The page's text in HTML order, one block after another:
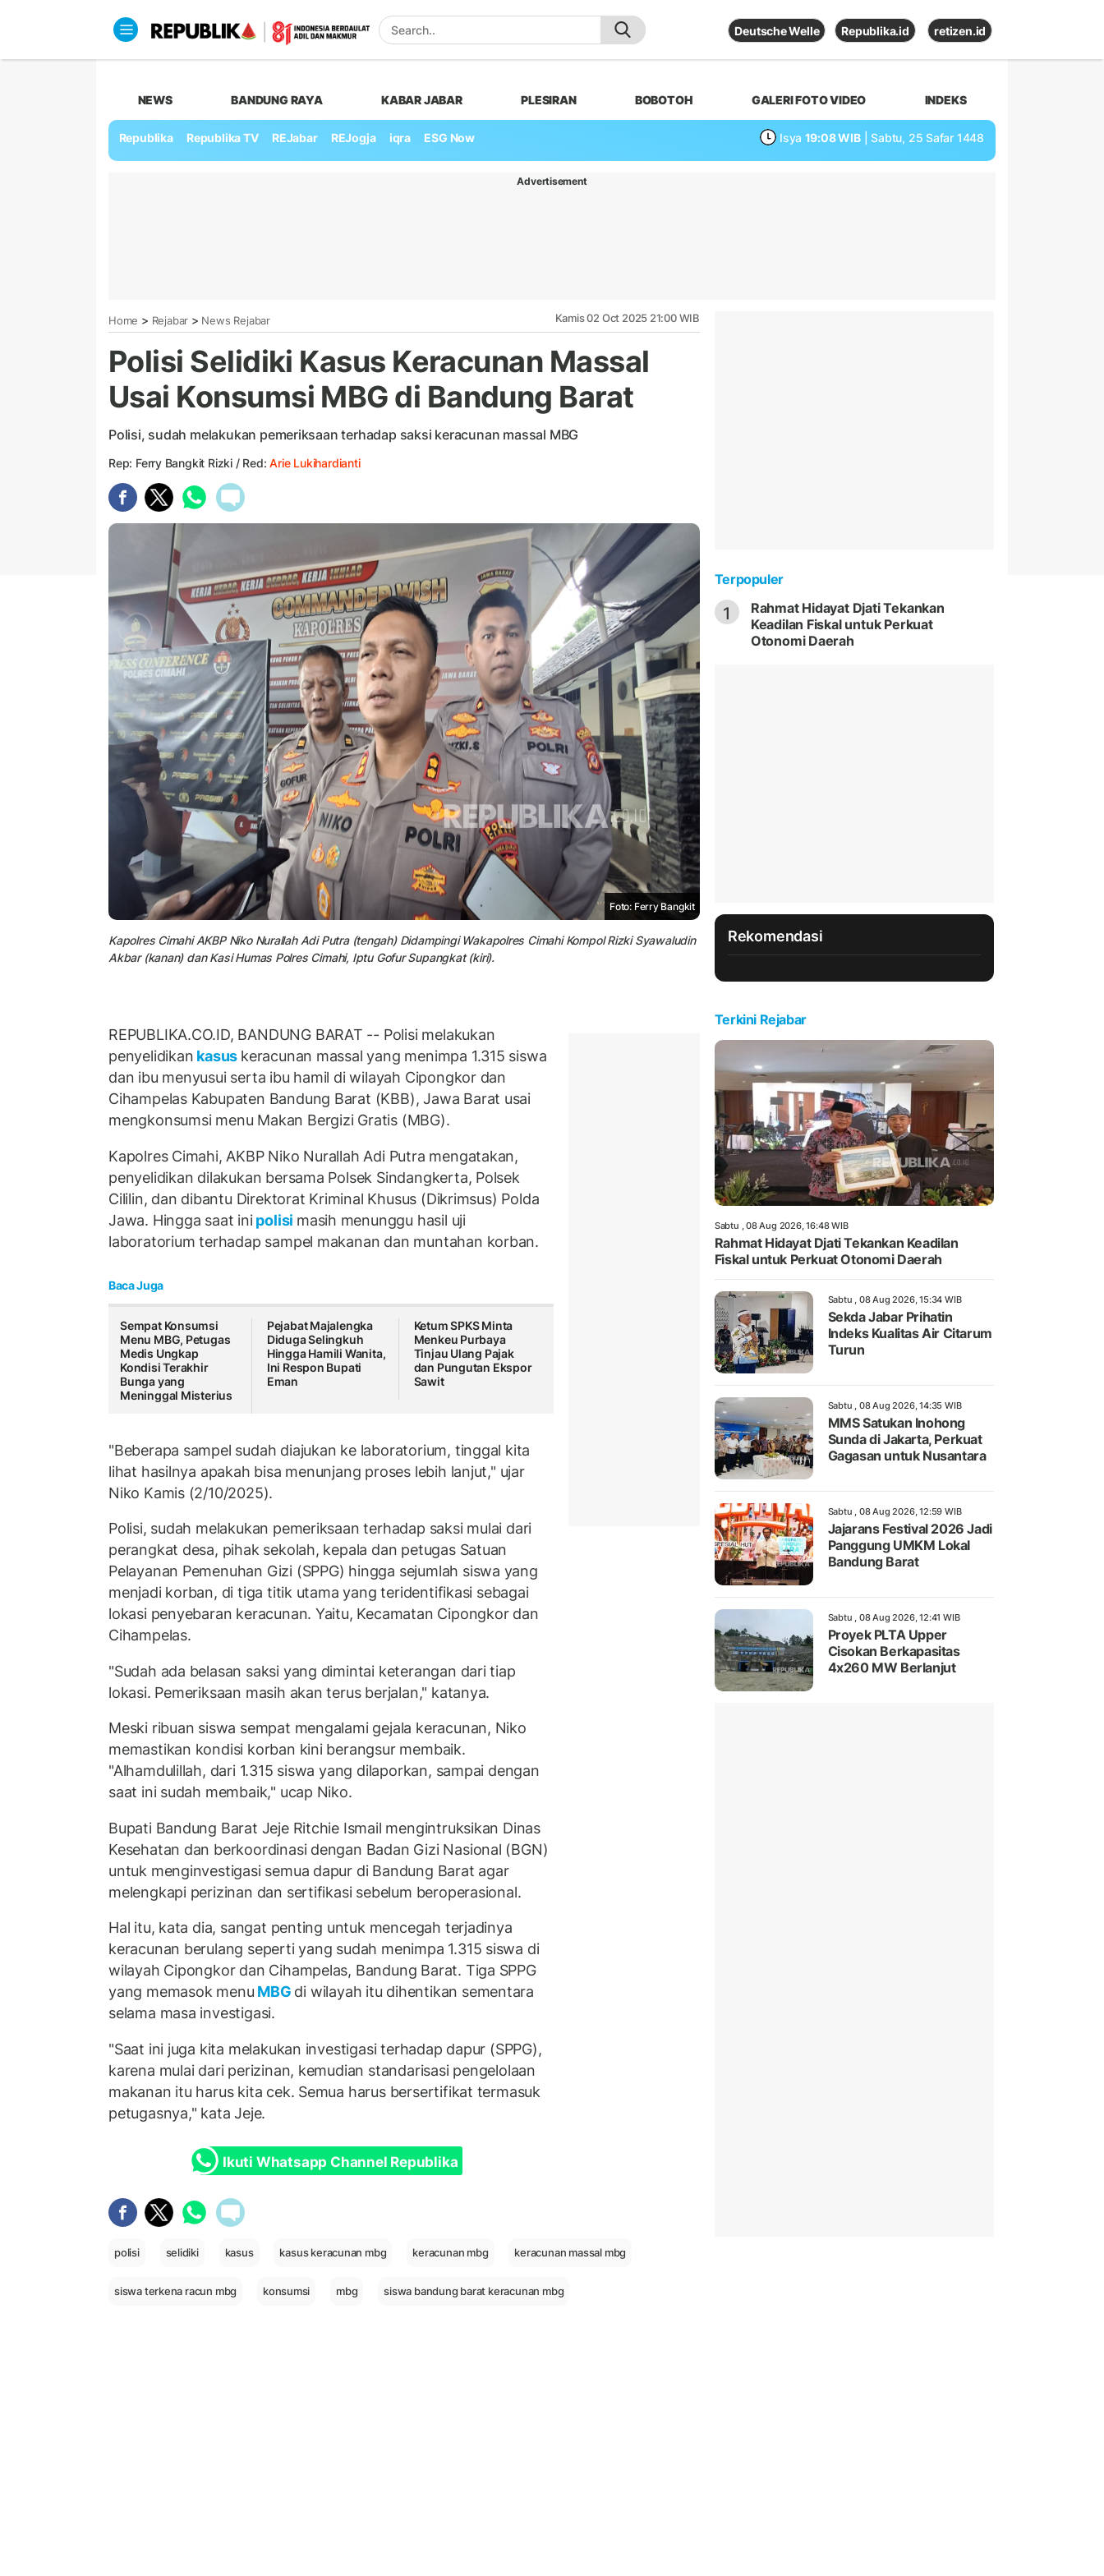
Deutsche Welle Republika.id retizen.id
NEWS BANDUNG RAYA KABAR JABAR PLESIRAN BOBOTOH GALERI FOTO VIDEO INDEKS
Republika Republika TV REJabar REJogja iqra ESG Now Isya 19:08 WIB | Sabtu, 25 Safar 1448
Advertisement
Home > Rejabar > News Rejabar Kamis 02 Oct 2025 21:00 WIB
Polisi Selidiki Kasus Keracunan Massal
Usai Konsumsi MBG di Bandung Barat
Polisi, sudah melakukan pemeriksaan terhadap saksi keracunan massal MBG
Rep: Ferry Bangkit Rizki / Red:Arie Lukihardianti
Foto: Ferry Bangkit
Kapolres Cimahi AKBP Niko Nurallah Adi Putra (tengah) Didampingi Wakapolres Cimahi Kompol Rizki Syawaludin
Akbar (kanan) dan Kasi Humas Polres Cimahi, Iptu Gofur Supangkat (kiri).
REPUBLIKA.CO.ID, BANDUNG BARAT -- Polisi melakukan
penyelidikan kasus keracunan massal yang menimpa 1.315 siswa
dan ibu menyusui serta ibu hamil di wilayah Cipongkor dan
Cihampelas Kabupaten Bandung Barat (KBB), Jawa Barat usai
mengkonsumsi menu Makan Bergizi Gratis (MBG).
Kapolres Cimahi, AKBP Niko Nurallah Adi Putra mengatakan,
penyelidikan dilakukan bersama Polsek Sindangkerta, Polsek
Cililin, dan dibantu Direktorat Kriminal Khusus (Dikrimsus) Polda
Jawa. Hingga saat inipolisi masih menunggu hasil uji
laboratorium terhadap sampel makanan dan muntahan korban.
Baca Juga
Sempat Konsumsi
Menu MBG, Petugas
Medis Ungkap
Kondisi Terakhir
Bunga yang
Meninggal Misterius
Pejabat Majalengka
Diduga Selingkuh
Hingga Hamili Wanita,
Ini Respon Bupati
Eman
Ketum SPKS Minta
Menkeu Purbaya
Tinjau Ulang Pajak
dan Pungutan Ekspor
Sawit
"Beberapa sampel sudah diajukan ke laboratorium, tinggal kita
lihat hasilnya apakah bisa menunjang proses lebih lanjut," ujar
Niko Kamis (2/10/2025).
Polisi, sudah melakukan pemeriksaan terhadap saksi mulai dari
perangkat desa, pihak sekolah, kepala dan petugas Satuan
Pelayanan Pemenuhan Gizi (SPPG) hingga sejumlah siswa yang
menjadi korban, di tiga titik utama yang teridentifikasi sebagai
lokasi penyebaran keracunan. Yaitu, Kecamatan Cipongkor dan
Cihampelas.
"Sudah ada belasan saksi yang dimintai keterangan dari tiap
lokasi. Pemeriksaan masih akan terus berjalan," katanya.
Meski ribuan siswa sempat mengalami gejala keracunan, Niko
memastikan kondisi korban kini berangsur membaik.
"Alhamdulillah, dari 1.315 siswa yang dilaporkan, sampai dengan
saat ini sudah membaik," ucap Niko.
Bupati Bandung Barat Jeje Ritchie Ismail mengintruksikan Dinas
Kesehatan dan berkoordinasi dengan Badan Gizi Nasional (BGN)
untuk menginvestigasi semua dapur di Bandung Barat agar
melengkapi perizinan dan sertifikasi sebelum beroperasional.
Hal itu, kata dia, sangat penting untuk mencegah terjadinya
keracunan berulang seperti yang sudah menimpa 1.315 siswa di
wilayah Cipongkor dan Cihampelas, Bandung Barat. Tiga SPPG
yang memasok menu MBG di wilayah itu dihentikan sementara
selama masa investigasi.
"Saat ini juga kita melakukan investigasi terhadap dapur (SPPG),
karena mulai dari perizinan, kemudian standarisasi pengelolaan
makanan itu harus kita cek. Semua harus bersertifikat termasuk
petugasnya," kata Jeje.
Ikuti Whatsapp Channel Republika
polisi selidiki kasus kasus keracunan mbg keracunan mbg keracunan massal mbg
siswa terkena racun mbg konsumsi mbg siswa bandung barat keracunan mbg
Terpopuler
1
Rahmat Hidayat Djati Tekankan
Keadilan Fiskal untuk Perkuat
Otonomi Daerah
Rekomendasi
Terkini Rejabar
Sabtu , 08 Aug 2026, 16:48 WIB
Rahmat Hidayat Djati Tekankan Keadilan
Fiskal untuk Perkuat Otonomi Daerah
Sabtu , 08 Aug 2026, 15:34 WIB
Sekda Jabar Prihatin
Indeks Kualitas Air Citarum
Turun
Sabtu , 08 Aug 2026, 14:35 WIB
MMS Satukan Inohong
Sunda di Jakarta, Perkuat
Gagasan untuk Nusantara
Sabtu , 08 Aug 2026, 12:59 WIB
Jajarans Festival 2026 Jadi
Panggung UMKM Lokal
Bandung Barat
Sabtu , 08 Aug 2026, 12:41 WIB
Proyek PLTA Upper
Cisokan Berkapasitas
4x260 MW Berlanjut